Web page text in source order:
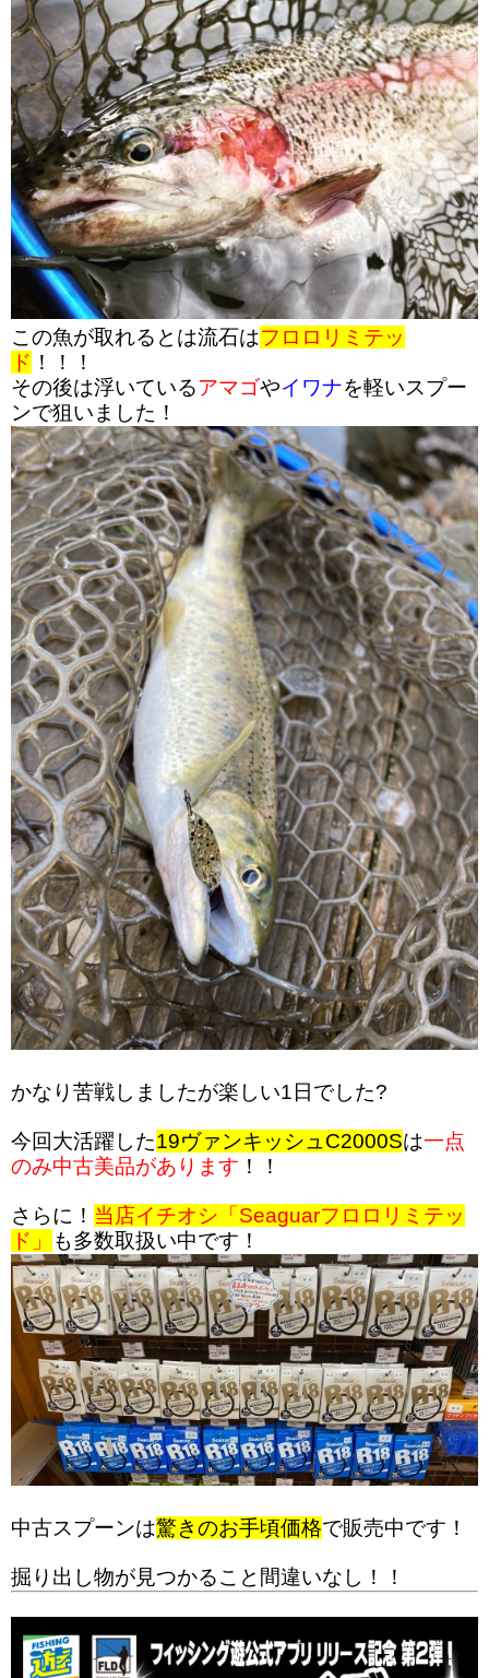
この魚が取れるとは流石はフロロリミテッ
ド ！！！
その後は浮いているアマゴやイワナを軽いスプー
ンで狙いました！
かなり苦戦しましたが楽しい1日でした?
今回大活躍した19ヴァンキッシュC2000Sは一点
のみ中古美品があります ！！
さらに！ 当店イチオシ「Seaguarフロロリミテッ
ド」
も多数取扱い中です！
中古スプーンは驚きのお手頃価格で販売中です！
掘り出し物が見つかること間違いなし！！